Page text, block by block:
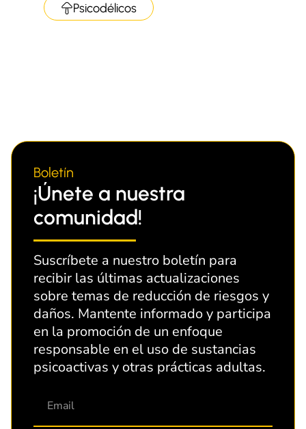
Psicodélicos
Boletín
¡Únete a nuestra
comunidad!
Suscríbete a nuestro boletín para
recibir las últimas actualizaciones
sobre temas de reducción de riesgos y
daños. Mantente informado y participa
en la promoción de un enfoque
responsable en el uso de sustancias
psicoactivas y otras prácticas adultas.